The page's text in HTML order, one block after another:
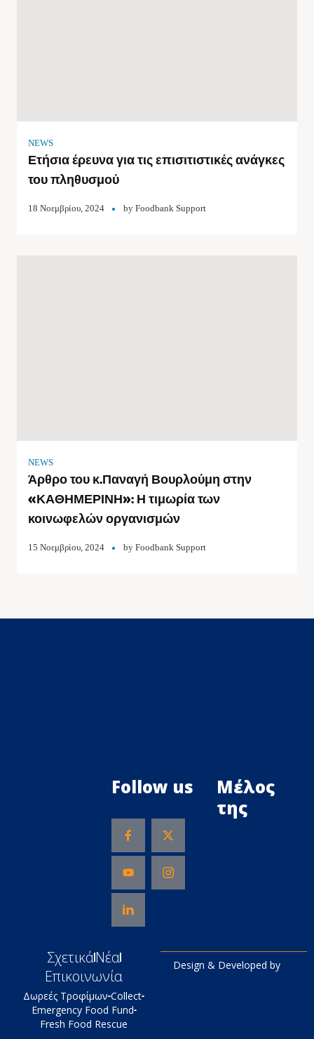
NEWS
Ετήσια έρευνα για τις επισιτιστικές ανάγκες
του πληθυσμού
18 Νοεμβρίου, 2024 by Foodbank Support
NEWS
Άρθρο του κ.Παναγή Βουρλούμη στην
«ΚΑΘΗΜΕΡΙΝΗ»: Η τιμωρία των
κοινωφελών οργανισμών
15 Νοεμβρίου, 2024 by Foodbank Support
Follow us
Μέλος
της
ΣχετικάΝέα
Επικοινωνία
Δωρεές Τροφίμων Collect
Emergency Food Fund
Fresh Food Rescue
Design & Developed by